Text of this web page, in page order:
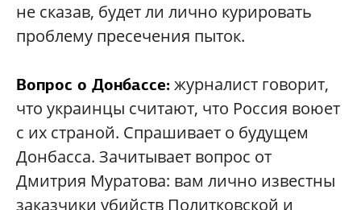
не сказав, будет ли лично курировать
проблему пресечения пыток.
Вопрос о Донбассе:журналист говорит,
что украинцы считают, что Россия воюет
с их страной. Спрашивает о будущем
Донбасса. Зачитывает вопрос от
Дмитрия Муратова: вам лично известны
заказчики убийств Политковской и